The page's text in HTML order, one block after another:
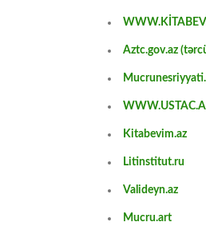
Aztc.gov.az
Kitabevim.az
Litinstitut.ru
Valideyn.az
Mucru.art